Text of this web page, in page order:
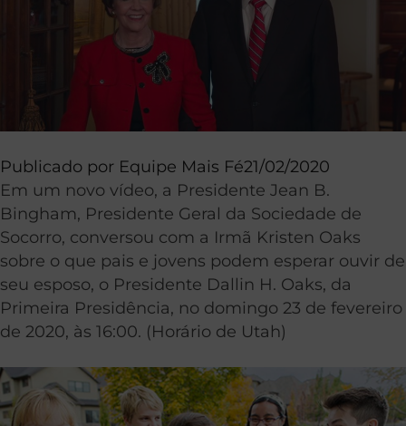
Publicado por Equipe Mais Fé21/02/2020
Em um novo vídeo, a Presidente Jean B.
Bingham, Presidente Geral da Sociedade de
Socorro, conversou com a Irmã Kristen Oaks
sobre o que pais e jovens podem esperar ouvir de
seu esposo, o Presidente Dallin H. Oaks, da
Primeira Presidência, no domingo 23 de fevereiro
de 2020, às 16:00. (Horário de Utah)